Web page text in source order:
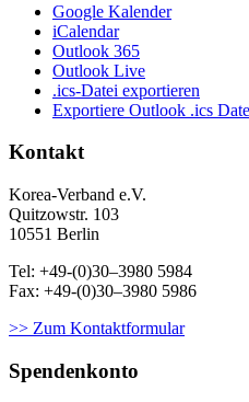
Google Kalender
iCalendar
Outlook 365
Outlook Live
.ics-Datei exportieren
Exportiere Outlook .ics
Kontakt
Korea-Ver­band e.V.
Quitzowstr. 103
10551 Berlin
Tel: +49-(0)30–3980 5984
Fax: +49-(0)30–3980 5986
>> Zum Kontaktformular
Spendenkonto